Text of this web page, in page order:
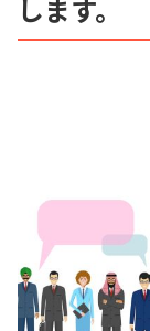
します。